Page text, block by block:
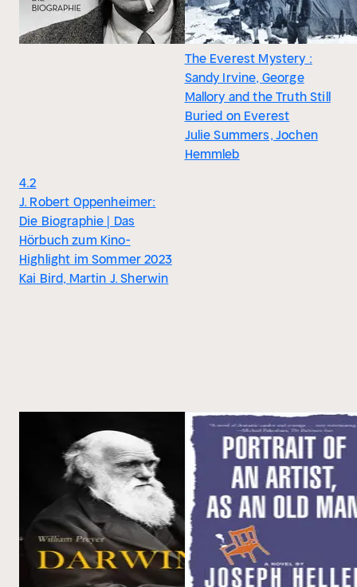
4.2
J. Robert Oppenheimer:
Die Biographie | Das
Hörbuch zum Kino-
Highlight im Sommer 2023
Kai Bird, Martin J. Sherwin
The Everest Mystery :
Sandy Irvine, George
Mallory and the Truth Still
Buried on Everest
Julie Summers, Jochen
Hemmleb